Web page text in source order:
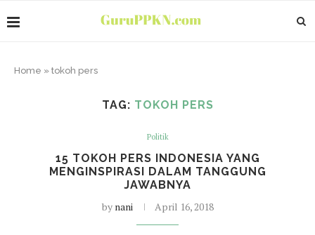
Home » tokoh pers
TAG: TOKOH PERS
Politik
15 TOKOH PERS INDONESIA YANG
MENGINSPIRASI DALAM TANGGUNG
JAWABNYA
by nani April 16, 2018